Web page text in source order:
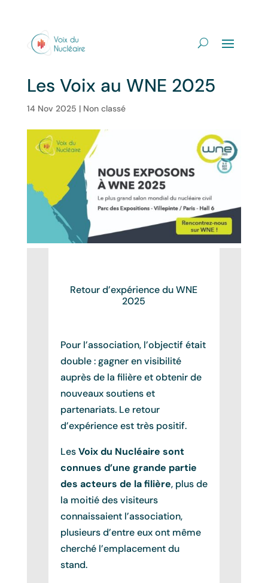
Les Voix au WNE 2025
14 Nov 2025 | Non classé
Retour d’expérience du WNE
2025
Pour l’association, l’objectif était
double : gagner en visibilité
auprès de la filière et obtenir de
nouveaux soutiens et
partenariats. Le retour
d’expérience est très positif.
LesVoix du Nucléaire sont
connues d’une grande partie
des acteurs de la filière, plus de
la moitié des visiteurs
connaissaient l’association,
plusieurs d’entre eux ont même
cherché l’emplacement du
stand.